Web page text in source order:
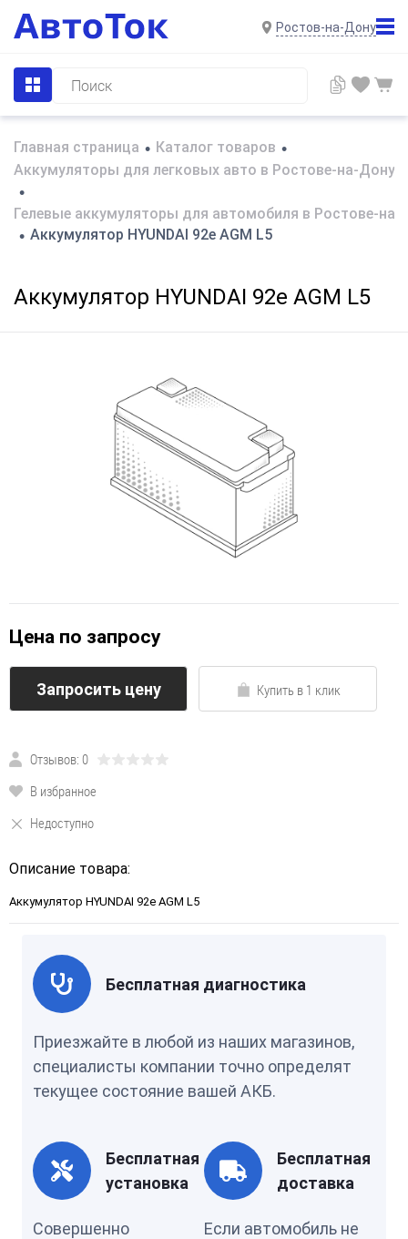
Ростов-на-Дону
Главная страница • Каталог товаров •
Аккумуляторы для легковых авто в Ростове-на-Дону
•
Гелевые аккумуляторы для автомобиля в Ростове-на-
• Аккумулятор HYUNDAI 92e AGM L5
Аккумулятор HYUNDAI 92e AGM L5
Цена по запросу
Запросить цену Купить в 1 клик
Отзывов: 0
В избранное
Недоступно
Описание товара:
Аккумулятор HYUNDAI 92e AGM L5
Бесплатная диагностика
Приезжайте в любой из наших магазинов,
специалисты компании точно определят
текущее состояние вашей АКБ.
Бесплатная
установка
Совершенно
Бесплатная
доставка
Если автомобиль не